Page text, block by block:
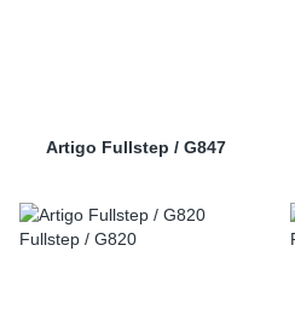
Artigo Fullstep / G847